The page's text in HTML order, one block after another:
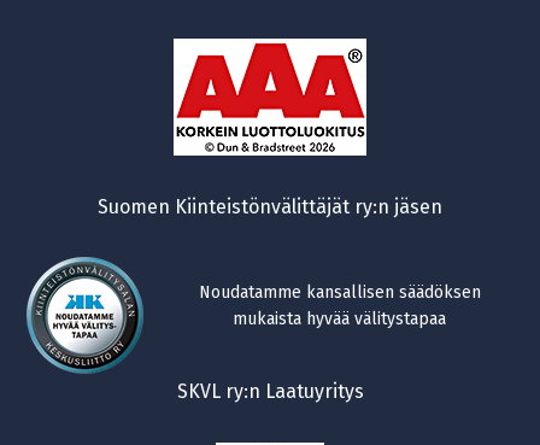
Suomen Kiinteistönvälittäjät ry:n jäsen
Noudatamme kansallisen säädöksen
mukaista hyvää välitystapaa
SKVL ry:n Laatuyritys